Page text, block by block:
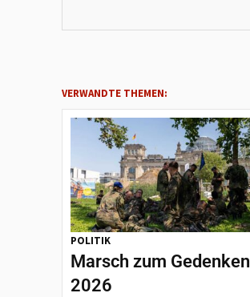
VERWANDTE THEMEN:
POLITIK
Marsch zum Gedenken
2026